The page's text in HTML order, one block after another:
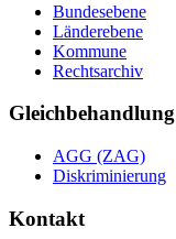
Bundesebene
Länderebene
Kommune
Rechtsarchiv
Gleichbehandlung
AGG (ZAG)
Diskriminierung
Kontakt